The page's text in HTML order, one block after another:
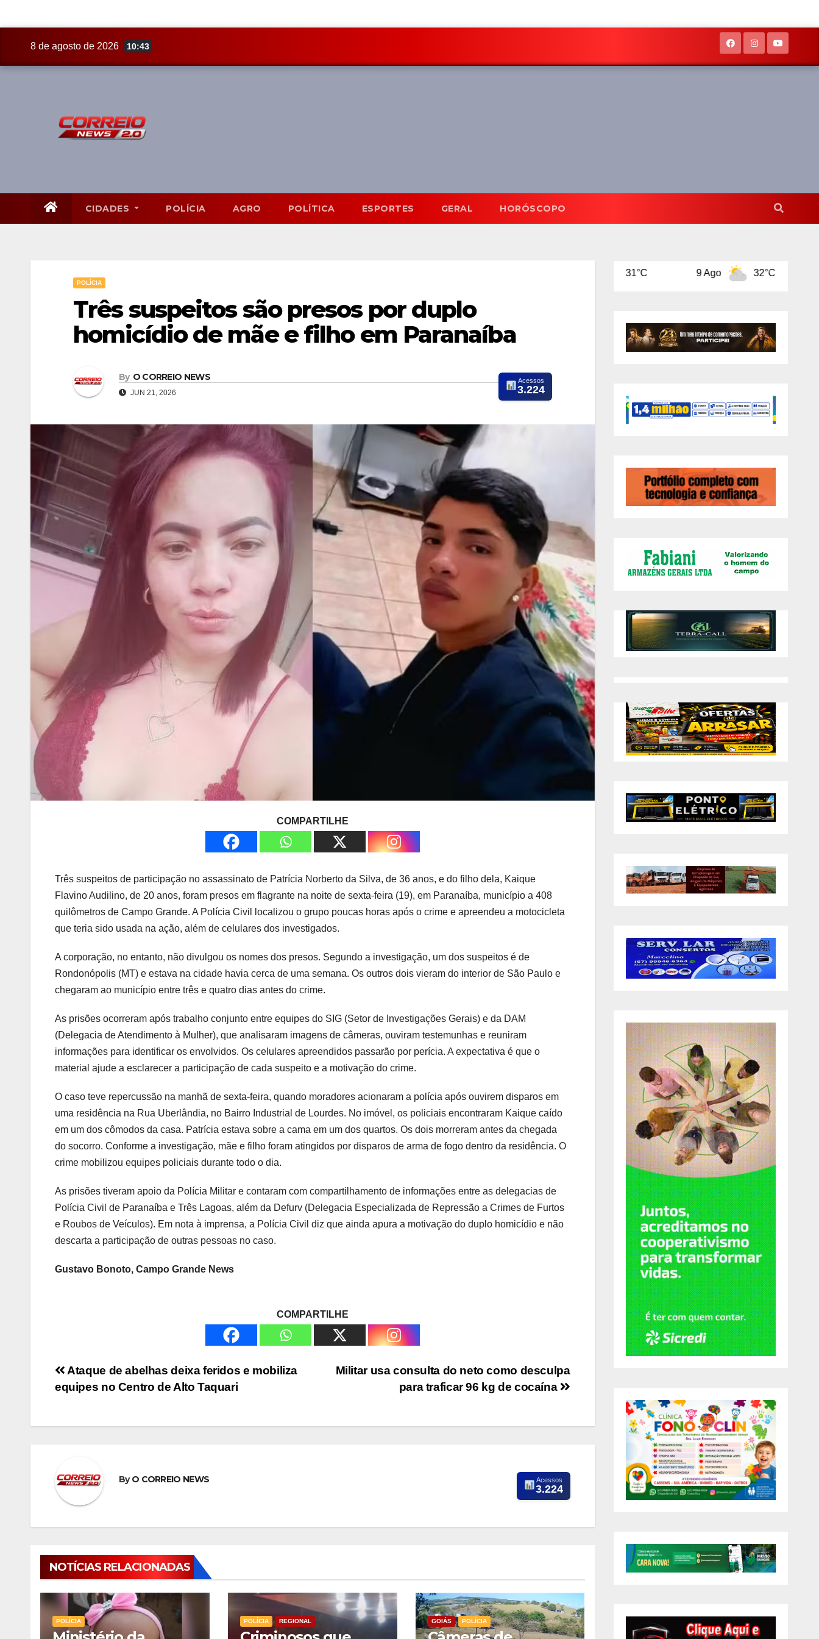
8 de agosto de 2026 10:43
CIDADES POLÍCIA AGRO POLÍTICA ESPORTES GERAL HORÓSCOPO
POLÍCIA
Três suspeitos são presos por duplo
homicídio de mãe e filho em Paranaíba
By O CORREIO NEWS
JUN 21, 2026
Acessos
3.224
COMPARTILHE
Três suspeitos de participação no assassinato de Patrícia Norberto da Silva, de 36 anos, e do filho dela, Kaique
Flavino Audilino, de 20 anos, foram presos em flagrante na noite de sexta-feira (19), em Paranaíba, município a 408
quilômetros de Campo Grande. A Polícia Civil localizou o grupo poucas horas após o crime e apreendeu a motocicleta
que teria sido usada na ação, além de celulares dos investigados.
A corporação, no entanto, não divulgou os nomes dos presos. Segundo a investigação, um dos suspeitos é de
Rondonópolis (MT) e estava na cidade havia cerca de uma semana. Os outros dois vieram do interior de São Paulo e
chegaram ao município entre três e quatro dias antes do crime.
As prisões ocorreram após trabalho conjunto entre equipes do SIG (Setor de Investigações Gerais) e da DAM
(Delegacia de Atendimento à Mulher), que analisaram imagens de câmeras, ouviram testemunhas e reuniram
informações para identificar os envolvidos. Os celulares apreendidos passarão por perícia. A expectativa é que o
material ajude a esclarecer a participação de cada suspeito e a motivação do crime.
O caso teve repercussão na manhã de sexta-feira, quando moradores acionaram a polícia após ouvirem disparos em
uma residência na Rua Uberlândia, no Bairro Industrial de Lourdes. No imóvel, os policiais encontraram Kaique caído
em um dos cômodos da casa. Patrícia estava sobre a cama em um dos quartos. Os dois morreram antes da chegada
do socorro. Conforme a investigação, mãe e filho foram atingidos por disparos de arma de fogo dentro da residência. O
crime mobilizou equipes policiais durante todo o dia.
As prisões tiveram apoio da Polícia Militar e contaram com compartilhamento de informações entre as delegacias de
Polícia Civil de Paranaíba e Três Lagoas, além da Defurv (Delegacia Especializada de Repressão a Crimes de Furtos
e Roubos de Veículos). Em nota à imprensa, a Polícia Civil diz que ainda apura a motivação do duplo homicídio e não
descarta a participação de outras pessoas no caso.
Gustavo Bonoto, Campo Grande News
COMPARTILHE
Navegação
de
Post
Militar usa consulta do neto como desculpa
para traficar 96 kg de cocaína
Ataque de abelhas deixa feridos e mobiliza
equipes no Centro de Alto Taquari
ByO CORREIO NEWS Acessos
3.224
NOTÍCIAS RELACIONADAS
POLÍCIA POLÍCIA REGIONAL GOIÁS POLÍCIA
9 Ago 32°C 10 Ago